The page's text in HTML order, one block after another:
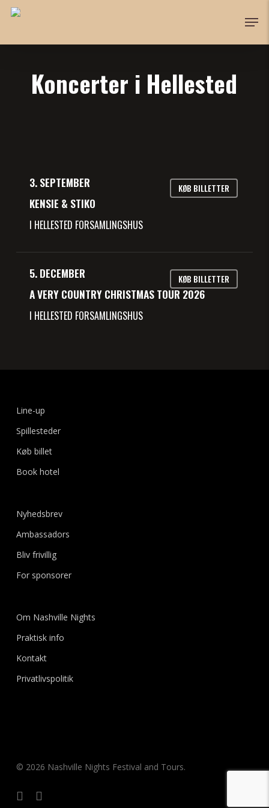
Skip
Koncerter i Hellested
3. SEPTEMBER
KENSIE & STIKO
I HELLESTED FORSAMLINGSHUS
KØB BILLETTER
5. DECEMBER
A VERY COUNTRY CHRISTMAS TOUR 2026
I HELLESTED FORSAMLINGSHUS
KØB BILLETTER
Line-up
Spillesteder
Køb billet
Book hotel
Nyhedsbrev
Ambassadors
Bliv frivillig
For sponsorer
Om Nashville Nights
Praktisk info
Kontakt
Privatlivspolitik
© 2026 Nashville Nights Festival and Tours.
facebookinstagram